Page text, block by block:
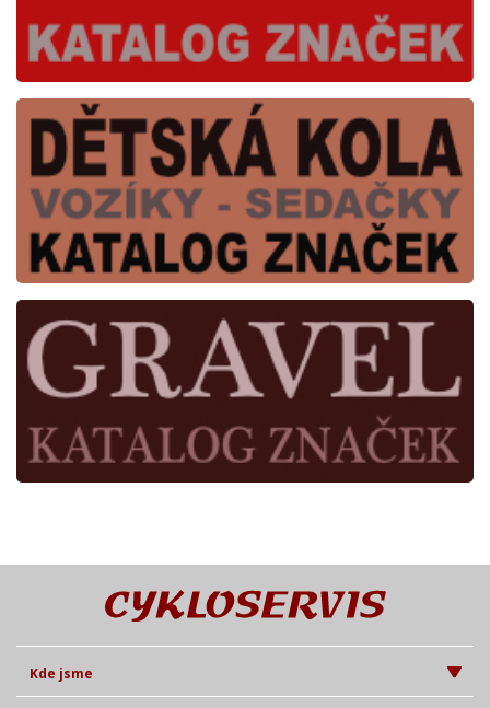
Kde jsme